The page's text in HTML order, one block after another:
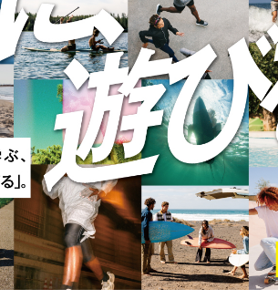
FASHIONTOP
SURFTOP
スノーボードメンテナンスグッズ
SNOWTOP
SKATETOP